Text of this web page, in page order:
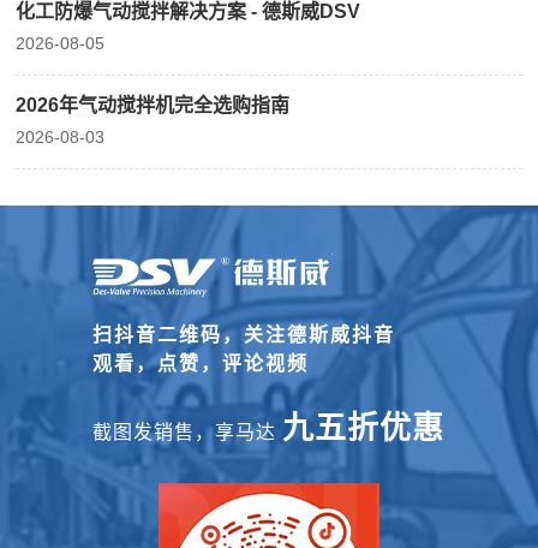
化工防爆气动搅拌解决方案 - 德斯威DSV
2026-08-05
2026年气动搅拌机完全选购指南
2026-08-03
扫抖音二维码，关注德斯威抖音
观看，点赞，评论视频
截图发销售，享马达 九五折优惠